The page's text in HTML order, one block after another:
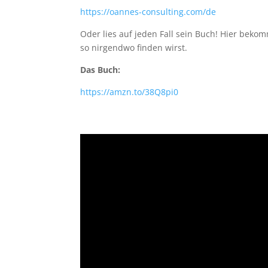
https://oannes-consulting.com/de
Oder lies auf jeden Fall sein Buch! Hier
so nirgendwo finden wirst.
Das Buch:
https://amzn.to/38Q8pi0